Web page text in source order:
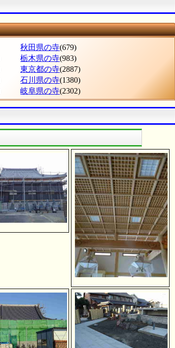
秋田県の寺(679)
栃木県の寺(983)
東京都の寺(2887)
石川県の寺(1380)
岐阜県の寺(2302)